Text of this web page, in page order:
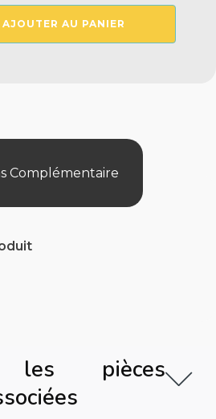
AJOUTER AU PANIER
Complémentaire
les pièces